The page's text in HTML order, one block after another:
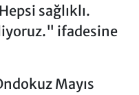
sağlıklı.
ifadesine
Mayıs